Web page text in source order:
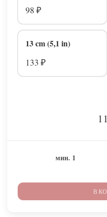
98 ₽
13 cm (5,1 in)
133 ₽
мин. 1
В